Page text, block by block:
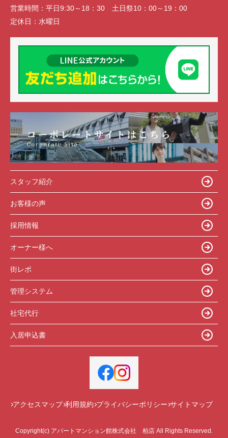
営業時間： 平日9:30～18：30 土日祭10：00～19：00
定休日： 水曜日
スタッフ紹介
お客様の声
採用情報
オーナー様へ
街レポ
管理システム
社宅代行
入居申込書
アクセスマップ 利用規約 プライバシーポリシー サイトマップ
Copyright(c) アパートマンション館株式会社 柏店 All Rights Reserved.